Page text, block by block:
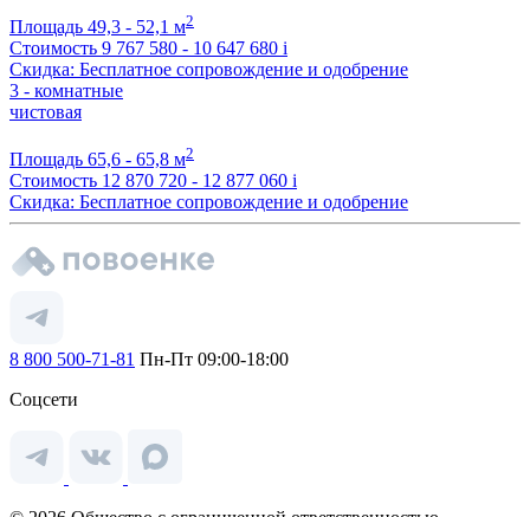
Площадь 49,3 - 52,1 м2
Стоимость 9 767 580 - 10 647 680 i
Скидка: Бесплатное сопровождение и одобрение
3 - комнатные
чистовая
Площадь 65,6 - 65,8 м2
Стоимость 12 870 720 - 12 877 060 i
Скидка: Бесплатное сопровождение и одобрение
8 800 500-71-81 Пн-Пт 09:00-18:00
Соцсети